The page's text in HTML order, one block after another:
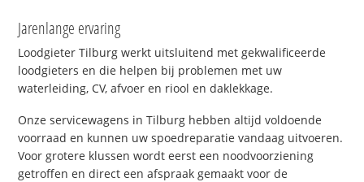
Jarenlange ervaring
Loodgieter Tilburg werkt uitsluitend met gekwalificeerde
loodgieters en die helpen bij problemen met uw
waterleiding, CV, afvoer en riool en daklekkage.
Onze servicewagens in Tilburg hebben altijd voldoende
voorraad en kunnen uw spoedreparatie vandaag uitvoeren.
Voor grotere klussen wordt eerst een noodvoorziening
getroffen en direct een afspraak gemaakt voor de